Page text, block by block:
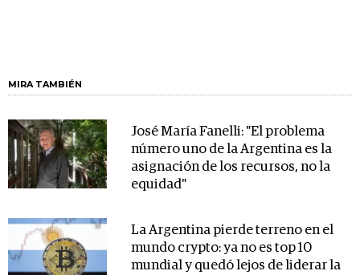
MIRA TAMBIÉN
José María Fanelli: "El problema
número uno de la Argentina es la
asignación de los recursos, no la
equidad"
La Argentina pierde terreno en el
mundo crypto: ya no es top 10
mundial y quedó lejos de liderar la